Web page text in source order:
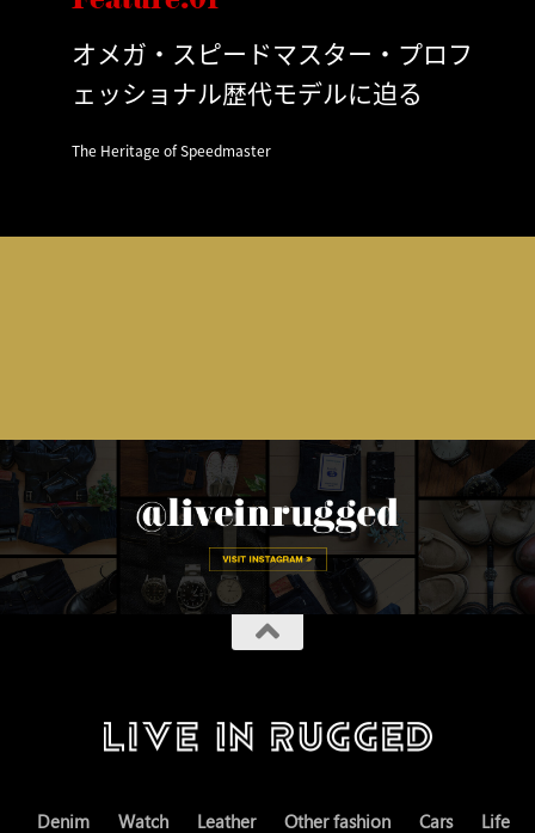
オメガ・スピードマスター・プロフ
ェッショナル歴代モデルに迫る
The Heritage of Speedmaster
Denim Watch Leather Other fashion Cars Life